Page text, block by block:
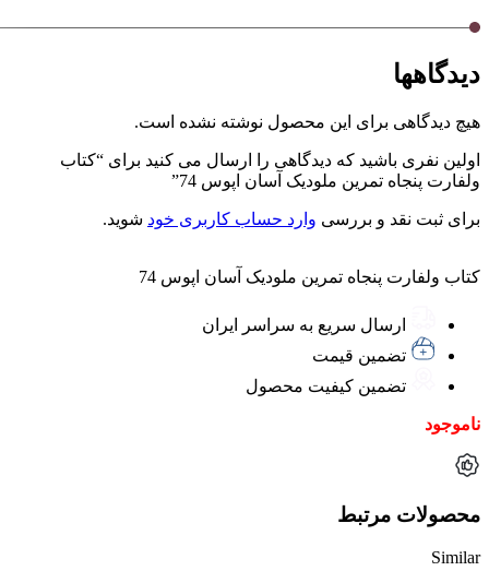
دیدگاهها
هیچ دیدگاهی برای این محصول نوشته نشده است.
اولین نفری باشید که دیدگاهی را ارسال می کنید برای “کتاب
ولفارت پنجاه تمرین ملودیک آسان اپوس 74”
برای ثبت نقد و بررسی وارد حساب کاربری خود شوید.
کتاب ولفارت پنجاه تمرین ملودیک آسان اپوس 74
ارسال سریع به سراسر ایران
تضمین قیمت
تضمین کیفیت محصول
ناموجود
محصولات مرتبط
Similar